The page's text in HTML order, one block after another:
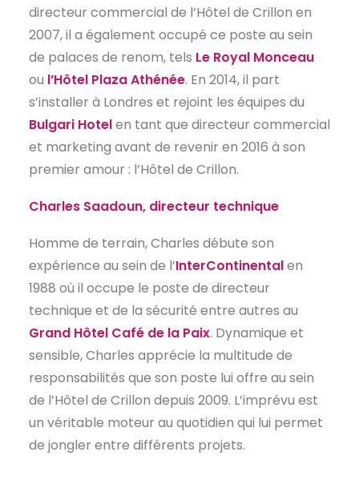
directeur commercial de l’Hôtel de Crillon en
2007, il a également occupé ce poste au sein
de palaces de renom, tels Le Royal Monceau
ou l’Hôtel Plaza Athénée. En 2014, il part
s’installer à Londres et rejoint les équipes du
Bulgari Hotelen tant que directeur commercial
et marketing avant de revenir en 2016 à son
premier amour : l’Hôtel de Crillon.
Charles Saadoun, directeur technique
Homme de terrain, Charles débute son
expérience au sein de l’InterContinentalen
1988 où il occupe le poste de directeur
technique et de la sécurité entre autres au
Grand Hôtel Café de la Paix. Dynamique et
sensible, Charles apprécie la multitude de
responsabilités que son poste lui offre au sein
de l’Hôtel de Crillon depuis 2009. L’imprévu est
un véritable moteur au quotidien qui lui permet
de jongler entre différents projets.